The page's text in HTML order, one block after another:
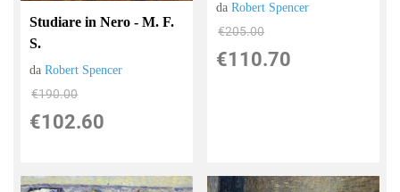
Studiare in Nero - M. F.
S.
daRobert Spencer
€190.00
€102.60
daRobert Spencer
€205.00
€110.70